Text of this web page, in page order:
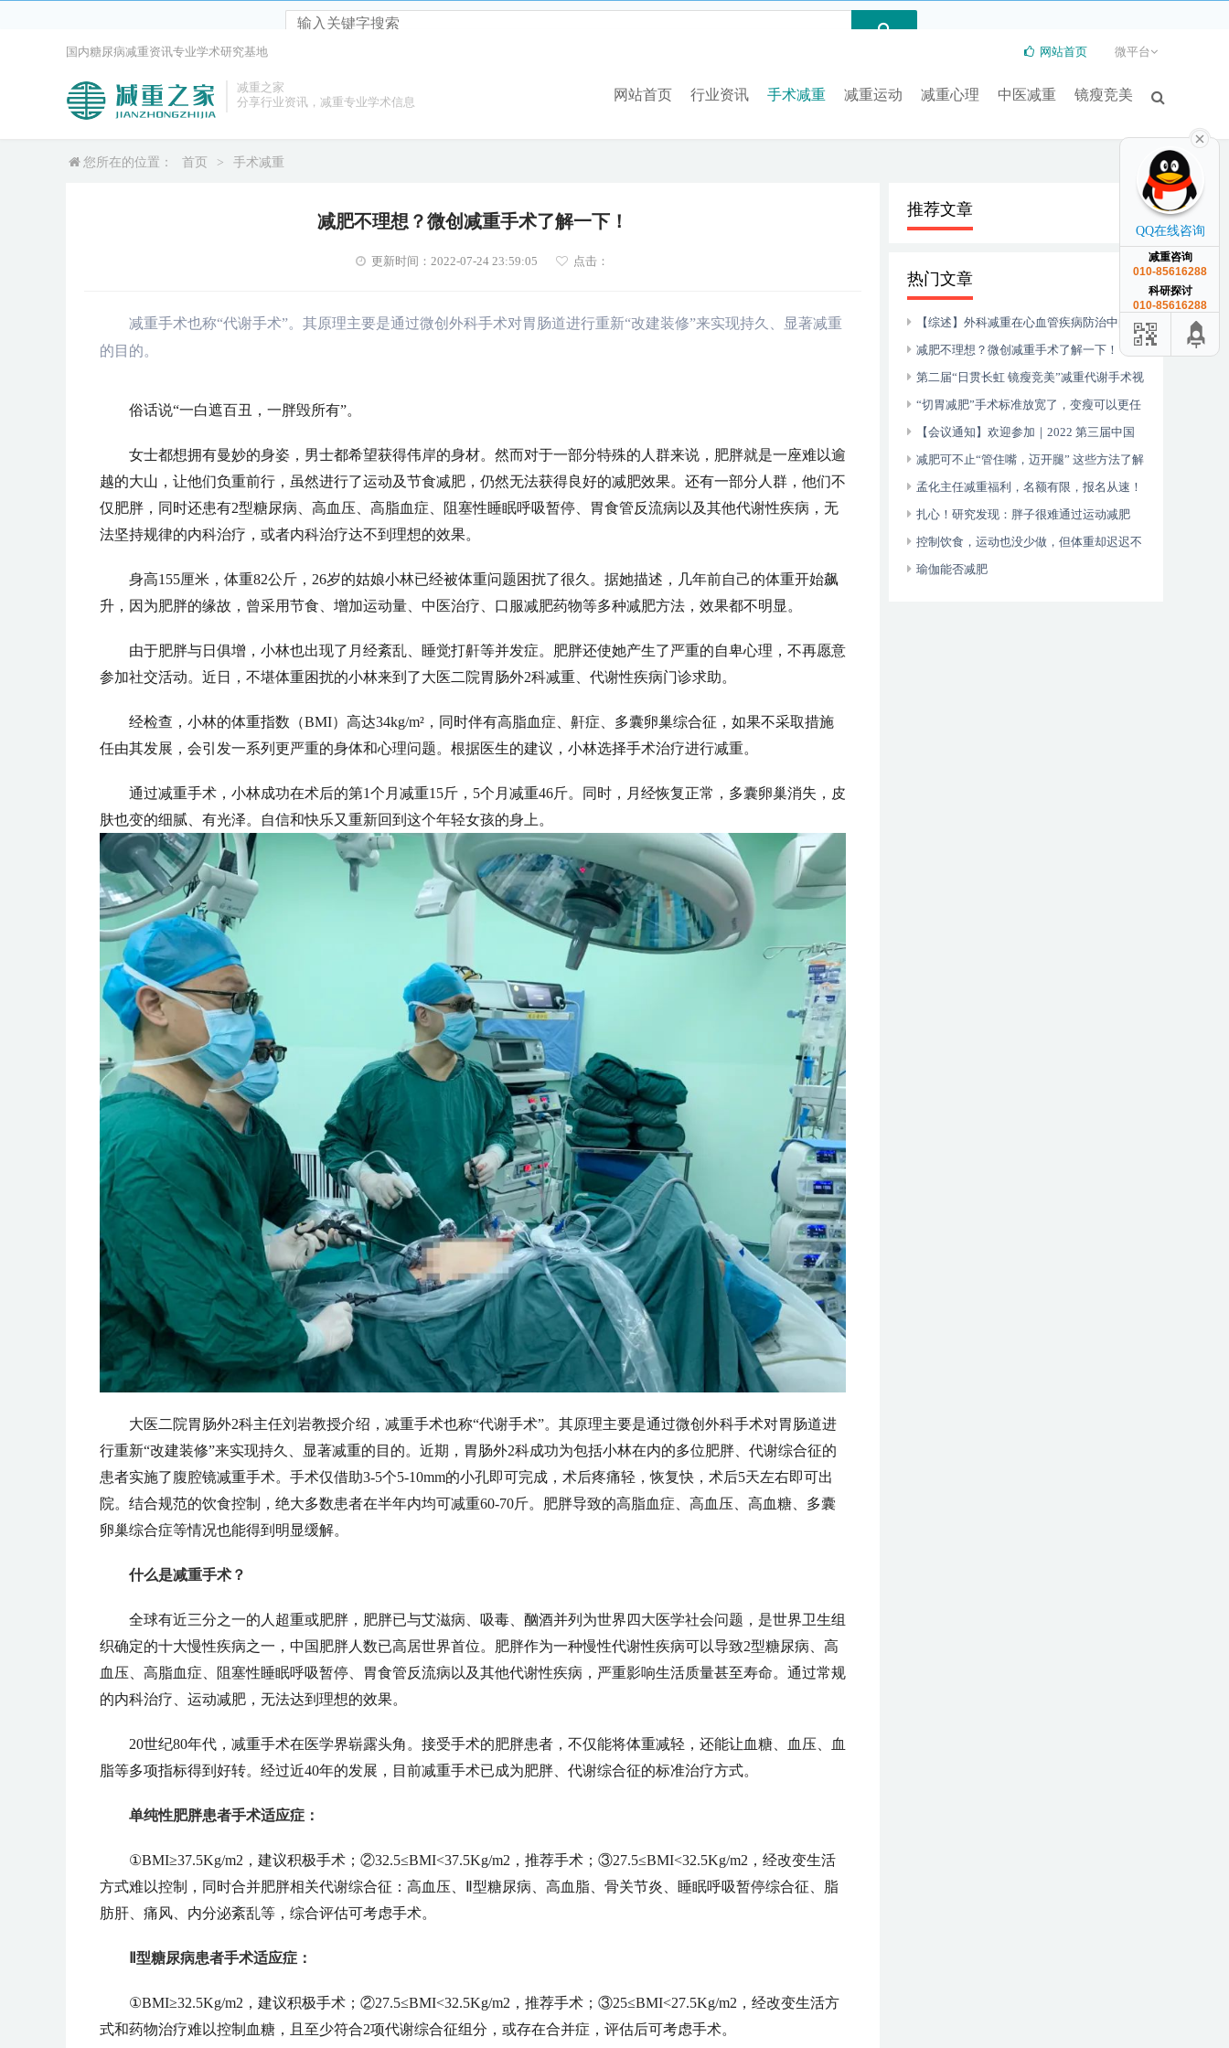
: ob_end_clean(): Failed to delete buffer. No buffer to delete in/www/wwwroot/odhm.org.cn/index.php
减重之家
分享行业资讯，减重专业学术信息
网站首页 行业资讯 手术减重 减重运动 减重心理 中医减重 镜瘦竞美
网站首页 微平台
国内糖尿病减重资讯专业学术研究基地
您所在的位置： 首页 > 手术减重
减肥不理想？微创减重手术了解一下！
更新时间：2022-07-24 23:59:05 点击：
减重手术也称“代谢手术”。其原理主要是通过微创外科手术对胃肠道进行重新“改建装修”来实现持久、显著减重
的目的。
俗话说“一白遮百丑，一胖毁所有”。
女士都想拥有曼妙的身姿，男士都希望获得伟岸的身材。然而对于一部分特殊的人群来说，肥胖就是一座难以逾
越的大山，让他们负重前行，虽然进行了运动及节食减肥，仍然无法获得良好的减肥效果。还有一部分人群，他们不
仅肥胖，同时还患有2型糖尿病 、高血压、高脂血症、阻塞性睡眠呼吸暂停、胃食管反流病以及其他代谢性疾病，无
法坚持规律的内科治疗，或者内科治疗达不到理想的效果。
身高155厘米，体重82公斤，26岁的姑娘小林已经被体重问题困扰了很久。据她描述，几年前自己的体重开始飙
升，因为肥胖的缘故，曾采用节食、增加运动量、中医治疗、口服减肥药物等多种减肥方法，效果都不明显。
由于肥胖与日俱增，小林也出现了月经紊乱、睡觉打鼾等并发症。肥胖还使她产生了严重的自卑心理，不再愿意
参加社交活动。近日，不堪体重困扰的小林来到了大医二院胃肠外2科减重、代谢性疾病门诊求助。
经检查，小林的体重指数（BMI）高达34kg/m²，同时伴有高脂血症、鼾症、 多囊卵巢综合征，如果不采取措施
任由其发展，会引发一系列更严重的身体和心理问题。根据医生的建议，小林选择手术治疗进行减重。
通过减重手术，小林成功在术后的第1个月减重15斤，5个月减重46斤。同时，月经恢复正常，多囊卵巢消失，皮
肤也变的细腻、有光泽。自信和快乐又重新回到这个年轻女孩的身上。
大医二院胃肠外2科主任刘岩教授介绍，减重手术也称“代谢手术”。其原理主要是通过微创外科手术对胃肠道进
行重新“改建装修”来实现持久、显著减重的目的。近期，胃肠外2科成功为包括小林在内的多位肥胖、代谢综合征的
患者实施了腹腔镜减重手术。手术仅借助3-5个5-10mm的小孔即可完成，术后疼痛轻，恢复快，术后5天左右即可出
院。结合规范的饮食控制，绝大多数患者在半年内均可减重60-70斤。肥胖导致的高脂血症、高血压、高血糖、多囊
卵巢综合症等情况也能得到明显缓解。
什么是减重手术？
全球有近三分之一的人超重或肥胖，肥胖已与艾滋病、吸毒、酗酒并列为世界四大医学社会问题，是世界卫生组
织确定的十大慢性疾病之一，中国肥胖人数已高居世界首位。肥胖作为一种慢性代谢性疾病可以导致2型糖尿病、高
血压、高脂血症、阻塞性睡眠呼吸暂停、胃食管反流病以及其他代谢性疾病，严重影响生活质量甚至寿命。通过常规
的内科治疗、运动减肥，无法达到理想的效果。
20世纪80年代，减重手术在医学界崭露头角。接受手术的肥胖患者，不仅能将体重减轻，还能让血糖、血压、血
脂等多项指标得到好转。经过近40年的发展，目前减重手术已成为肥胖、代谢综合征的标准治疗方式。
单纯性肥胖患者手术适应症：
①BMI≥37.5Kg/m2，建议积极手术；②32.5≤BMI<37.5Kg/m2，推荐手术；③27.5≤BMI<32.5Kg/m2，经改变生活
方式难以控制，同时合并肥胖相关代谢综合征：高血压、Ⅱ型糖尿病、高血脂、骨关节炎、睡眠呼吸暂停综合征、脂
肪肝、痛风、内分泌紊乱等，综合评估可考虑手术。
Ⅱ型糖尿病患者手术适应症：
①BMI≥32.5Kg/m2，建议积极手术；②27.5≤BMI<32.5Kg/m2，推荐手术；③25≤BMI<27.5Kg/m2，经改变生活方
式和药物治疗难以控制血糖，且至少符合2项代谢综合征组分，或存在合并症，评估后可考虑手术。
推荐文章
热门文章
【综述】外科减重在心血管疾病防治中的临
床意义与前景
减肥不理想？微创减重手术了解一下！
第二届“日贯长虹 镜瘦竞美”减重代谢手术视
频比赛启动！
“切胃减肥”手术标准放宽了，变瘦可以更任
性？【会议通知】欢迎参加｜2022 第三届中国
减重糖尿病论坛暨中国人体健康科技促进会肥
胖糖尿病主动健康专
减肥可不止“管住嘴，迈开腿” 这些方法了解
一下孟化主任减重福利，名额有限，报名从速！
扎心！研究发现：胖子很难通过运动减肥
控制饮食，运动也没少做，但体重却迟迟不
减？中医教您如何科学减肥
瑜伽能否减肥
QQ在线咨询
减重咨询
010-85616288
科研探讨
010-85616288